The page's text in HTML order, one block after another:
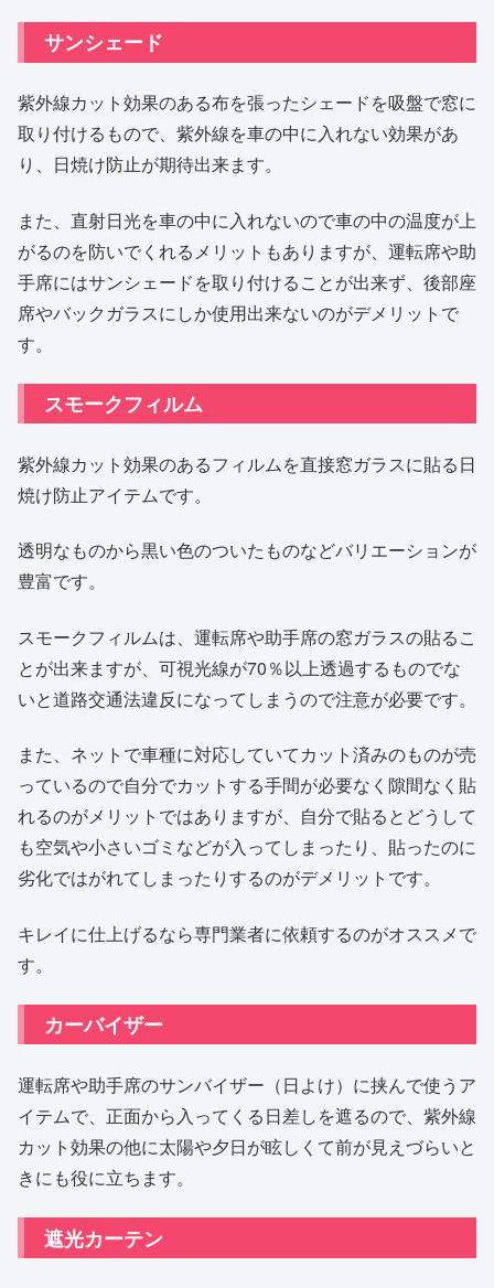
サンシェード
紫外線カット効果のある布を張ったシェードを吸盤で窓に
取り付けるもので、紫外線を車の中に入れない効果があ
り、日焼け防止が期待出来ます。
また、直射日光を車の中に入れないので車の中の温度が上
がるのを防いでくれるメリットもありますが、運転席や助
手席にはサンシェードを取り付けることが出来ず、後部座
席やバックガラスにしか使用出来ないのがデメリットで
す。
スモークフィルム
紫外線カット効果のあるフィルムを直接窓ガラスに貼る日
焼け防止アイテムです。
透明なものから黒い色のついたものなどバリエーションが
豊富です。
スモークフィルムは、運転席や助手席の窓ガラスの貼るこ
とが出来ますが、可視光線が70％以上透過するものでな
いと道路交通法違反になってしまうので注意が必要です。
また、ネットで車種に対応していてカット済みのものが売
っているので自分でカットする手間が必要なく隙間なく貼
れるのがメリットではありますが、自分で貼るとどうして
も空気や小さいゴミなどが入ってしまったり、貼ったのに
劣化ではがれてしまったりするのがデメリットです。
キレイに仕上げるなら専門業者に依頼するのがオススメで
す。
カーバイザー
運転席や助手席のサンバイザー（日よけ）に挟んで使うア
イテムで、正面から入ってくる日差しを遮るので、紫外線
カット効果の他に太陽や夕日が眩しくて前が見えづらいと
きにも役に立ちます。
遮光カーテン